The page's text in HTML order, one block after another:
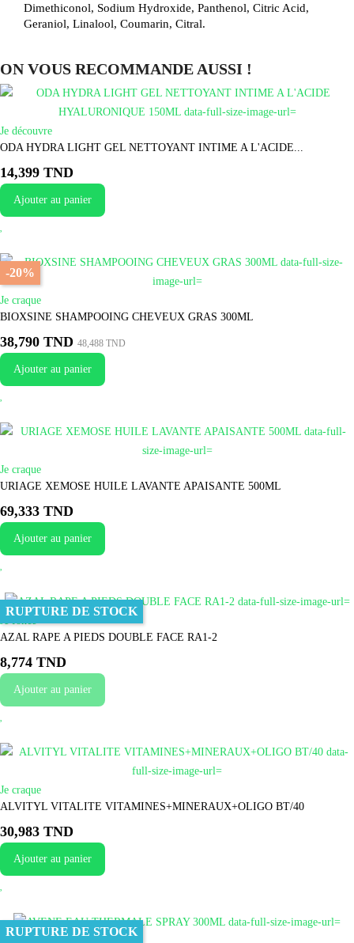
Dimethiconol, Sodium Hydroxide, Panthenol, Citric Acid,
Geraniol, Linalool, Coumarin, Citral.
ON VOUS RECOMMANDE AUSSI !
Je découvre
ODA HYDRA LIGHT GEL NETTOYANT INTIME A L'ACIDE...
14,399 TND
Ajouter au panier
-20%
Je craque
BIOXSINE SHAMPOOING CHEVEUX GRAS 300ML
38,790 TND 48,488 TND
Ajouter au panier
Je craque
URIAGE XEMOSE HUILE LAVANTE APAISANTE 500ML
69,333 TND
Ajouter au panier
RUPTURE DE STOCK
AZAL RAPE A PIEDS DOUBLE FACE RA1-2
8,774 TND
Ajouter au panier
Je craque
ALVITYL VITALITE VITAMINES+MINERAUX+OLIGO BT/40
30,983 TND
Ajouter au panier
RUPTURE DE STOCK